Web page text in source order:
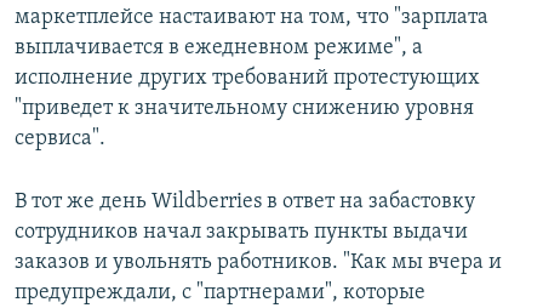
маркетплейсе настаивают на том, что "зарплата
выплачивается в ежедневном режиме", а
исполнение других требований протестующих
"приведет к значительному снижению уровня
сервиса".
В тот же день Wildberries в ответ на забастовку
сотрудников начал закрывать пункты выдачи
заказов и увольнять работников. "Как мы вчера и
предупреждали, с "партнерами", которые